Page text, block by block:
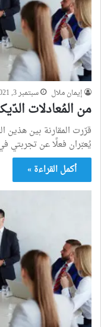
إيمان ملال سبتمبر 3, 2021
من المُعادلات
قرّرت المقارنة بين هذين
يُعبّران فعلًا عن تجربتي
أكمل القراءة »